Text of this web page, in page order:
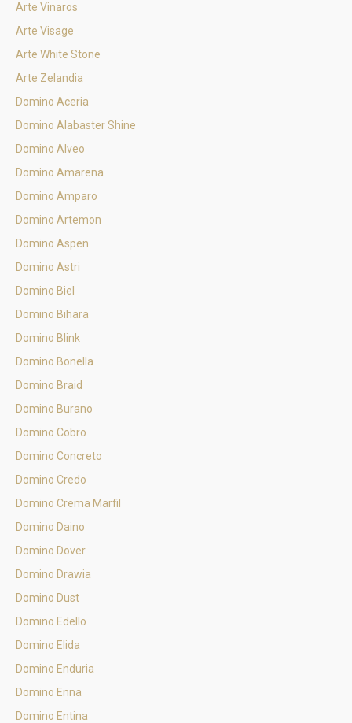
Arte Vinaros
Arte Visage
Arte White Stone
Arte Zelandia
Domino Aceria
Domino Alabaster Shine
Domino Alveo
Domino Amarena
Domino Amparo
Domino Artemon
Domino Aspen
Domino Astri
Domino Biel
Domino Bihara
Domino Blink
Domino Bonella
Domino Braid
Domino Burano
Domino Cobro
Domino Concreto
Domino Credo
Domino Crema Marfil
Domino Daino
Domino Dover
Domino Drawia
Domino Dust
Domino Edello
Domino Elida
Domino Enduria
Domino Enna
Domino Entina